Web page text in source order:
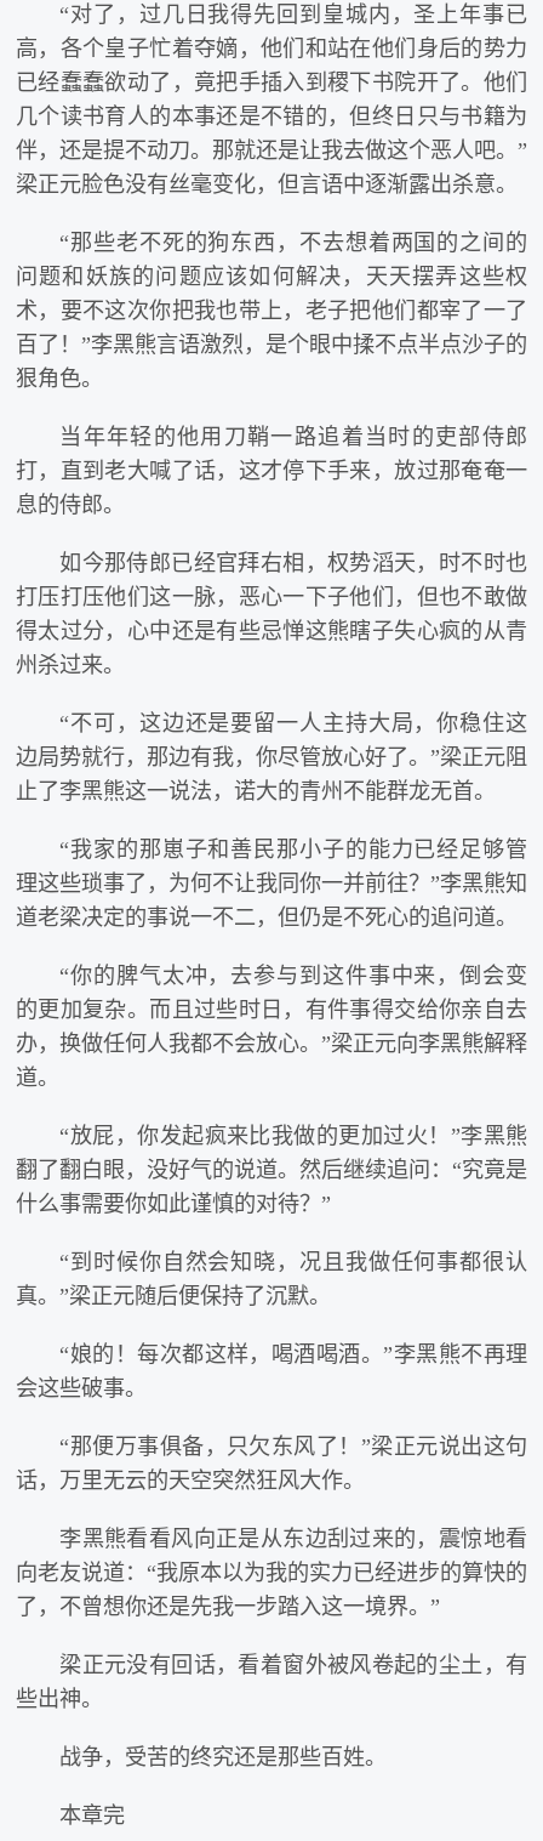
“对了，过几日我得先回到皇城内，圣上年事已
高，各个皇子忙着夺嫡，他们和站在他们身后的势力
已经蠢蠢欲动了，竟把手插入到稷下书院开了。他们
几个读书育人的本事还是不错的，但终日只与书籍为
伴，还是提不动刀。那就还是让我去做这个恶人吧。”
梁正元脸色没有丝毫变化，但言语中逐渐露出杀意。
“那些老不死的狗东西，不去想着两国的之间的
问题和妖族的问题应该如何解决，天天摆弄这些权
术，要不这次你把我也带上，老子把他们都宰了一了
百了！”李黑熊言语激烈，是个眼中揉不点半点沙子的
狠角色。
当年年轻的他用刀鞘一路追着当时的吏部侍郎
打，直到老大喊了话，这才停下手来，放过那奄奄一
息的侍郎。
如今那侍郎已经官拜右相，权势滔天，时不时也
打压打压他们这一脉，恶心一下子他们，但也不敢做
得太过分，心中还是有些忌惮这熊瞎子失心疯的从青
州杀过来。
“不可，这边还是要留一人主持大局，你稳住这
边局势就行，那边有我，你尽管放心好了。”梁正元阻
止了李黑熊这一说法，诺大的青州不能群龙无首。
“我家的那崽子和善民那小子的能力已经足够管
理这些琐事了，为何不让我同你一并前往？”李黑熊知
道老梁决定的事说一不二，但仍是不死心的追问道。
“你的脾气太冲，去参与到这件事中来，倒会变
的更加复杂。而且过些时日，有件事得交给你亲自去
办，换做任何人我都不会放心。”梁正元向李黑熊解释
道。
“放屁，你发起疯来比我做的更加过火！”李黑熊
翻了翻白眼，没好气的说道。然后继续追问：“究竟是
什么事需要你如此谨慎的对待？”
“到时候你自然会知晓，况且我做任何事都很认
真。”梁正元随后便保持了沉默。
“娘的！每次都这样，喝酒喝酒。”李黑熊不再理
会这些破事。
“那便万事俱备，只欠东风了！”梁正元说出这句
话，万里无云的天空突然狂风大作。
李黑熊看看风向正是从东边刮过来的，震惊地看
向老友说道：“我原本以为我的实力已经进步的算快的
了，不曾想你还是先我一步踏入这一境界。”
梁正元没有回话，看着窗外被风卷起的尘土，有
些出神。
战争，受苦的终究还是那些百姓。
本章完